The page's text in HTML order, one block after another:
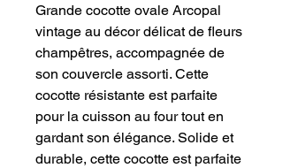
Grande cocotte ovale Arcopal
vintage au décor délicat de fleurs
champêtres, accompagnée de
son couvercle assorti. Cette
cocotte résistante est parfaite
pour la cuisson au four tout en
gardant son élégance. Solide et
durable, cette cocotte est parfaite